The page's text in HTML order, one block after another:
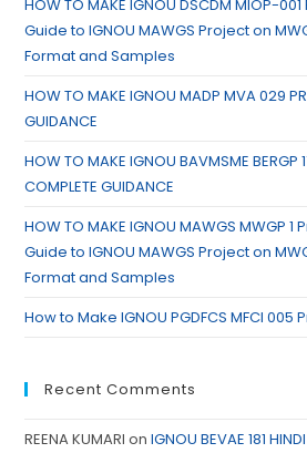
HOW TO MAKE IGNOU DSCDM MIOP-
Guide to IGNOU MAWGS Project on
Format and Samples
HOW TO MAKE IGNOU MADP MVA 029
GUIDANCE
HOW TO MAKE IGNOU BAVMSME BERGP
COMPLETE GUIDANCE
HOW TO MAKE IGNOU MAWGS MWGP
Guide to IGNOU MAWGS Project on
Format and Samples
How to Make IGNOU PGDFCS MFCI 005
Recent Comments
REENA KUMARI onIGNOU BEVAE 181